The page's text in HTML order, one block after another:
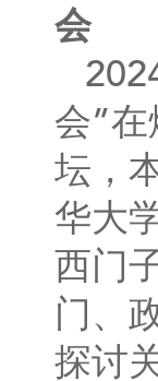
会
会”
坛，
华大
西门
门、
探讨